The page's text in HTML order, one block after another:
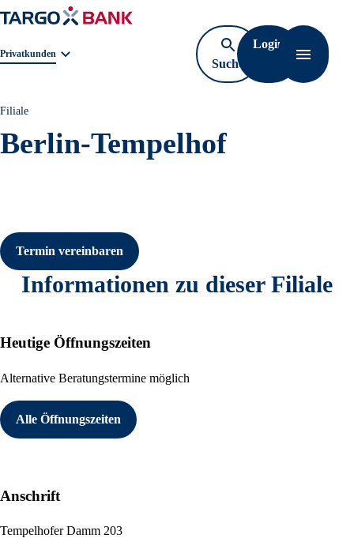
Geschäftsbereichnavigation. Aktuelle Auswahl:
Privatkunden
Suche
öffnen
Login
Filiale
Berlin-Tempelhof
Termin vereinbaren
Informationen zu dieser Filiale
Heutige Öffnungszeiten
Alternative Beratungstermine möglich
Alle Öffnungszeiten
Anschrift
Tempelhofer Damm 203